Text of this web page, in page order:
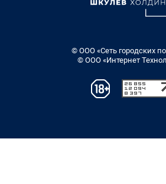
© ООО «Сеть городских
© ООО «Интернет